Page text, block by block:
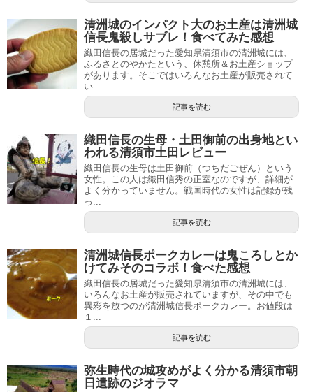
清洲城のインパクト大のお土産は清洲城
信長鬼殺しサブレ！食べてみた感想
織田信長の居城だった愛知県清須市の清洲城には、
ふるさとのやかたという、休憩所＆お土産ショップ
があります。そこではいろんなお土産が販売されて
い...
記事を読む
織田信長の生母・土田御前の出身地とい
われる清須市土田レビュー
織田信長の生母は土田御前（つちだごぜん）という
女性。この人は織田信秀の正室なのですが、詳細が
よく分かっていません。戦国時代の女性は記録が残
っ...
記事を読む
清洲城信長ポークカレーは鬼ころしとか
けてみそのコラボ！食べた感想
織田信長の居城だった愛知県清須市の清洲城には、
いろんなお土産が販売されていますが、その中でも
異彩を放つのが清洲城信長ポークカレー。お値段は
１...
記事を読む
弥生時代の城攻めがよく分かる清須市朝
日遺跡のジオラマ